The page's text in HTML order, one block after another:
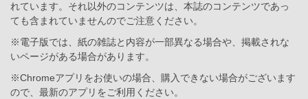
れています。それ以外のコンテンツは、本誌のコンテンツであっ
ても含まれていませんのでご注意ください。
※電子版では、紙の雑誌と内容が一部異なる場合や、掲載されな
いページがある場合があります。
※Chromeアプリをお使いの場合、購入できない場合がございます
ので、最新のアプリをご利用ください。